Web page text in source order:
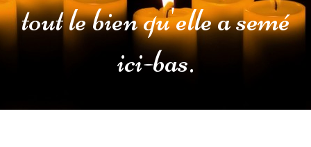
tout le bien qu'elle a semé
ici-bas.